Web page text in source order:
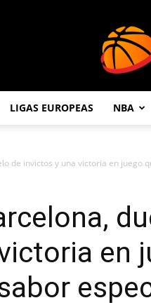
LIGAS EUROPEAS NBA
de invictos y una victoria en juego
en